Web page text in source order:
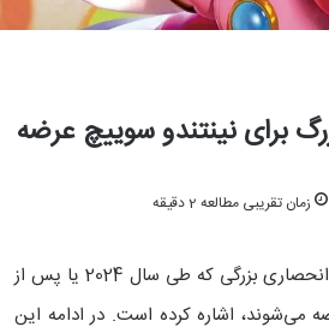
برای نینتندو سوییچ عرضه
زمان تقریبی مطالعه 2 دقیقه
نینتندو به تازگی به 5 بازی انحصاری بزرگی که طی سال 2024 یا پس از
می‌شوند، اشاره کرده است. در ادامه این